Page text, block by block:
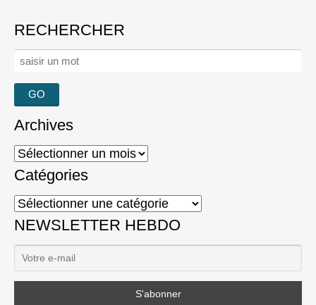
RECHERCHER
Rechercher :
Archives
Archives
Catégories
Catégories
NEWSLETTER HEBDO